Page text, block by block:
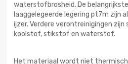
waterstofbrosheid. De
laaggelegeerde legering pt7m zijn
ijzer. Verdere verontreinigingen
koolstof, stikstof en waterstof.
Het materiaal wordt niet thermisch